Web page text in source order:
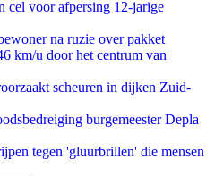
cel voor afpersing 12-jarige
na ruzie over pakket
km/u door het centrum van
scheuren in dijken Zuid-
burgemeester Depla
tegen 'gluurbrillen' die mensen